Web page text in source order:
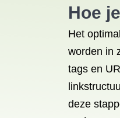
Hoe je
Het
worden in
tags en
deze